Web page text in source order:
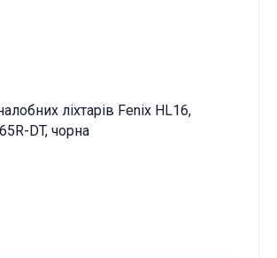
ліхтарів Fenix HL16,
DT, чорна